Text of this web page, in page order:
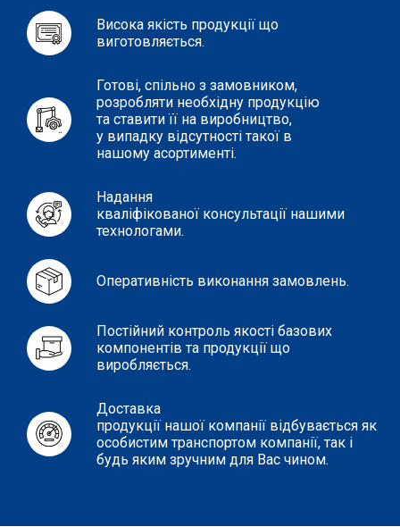
Висока якість продукції що
виготовляється.
Готові, спільно з замовником,
розробляти необхідну продукцію
та ставити її на виробництво,
у випадку відсутності такої в
нашому асортименті.
Надання
кваліфікованої консультації нашими
технологами.
Оперативність виконання замовлень.
Постійний контроль якості базових
компонентів та продукції що
виробляється.
Доставка
продукції нашої компанії відбувається як
особистим транспортом компанії, так і
будь яким зручним для Вас чином.